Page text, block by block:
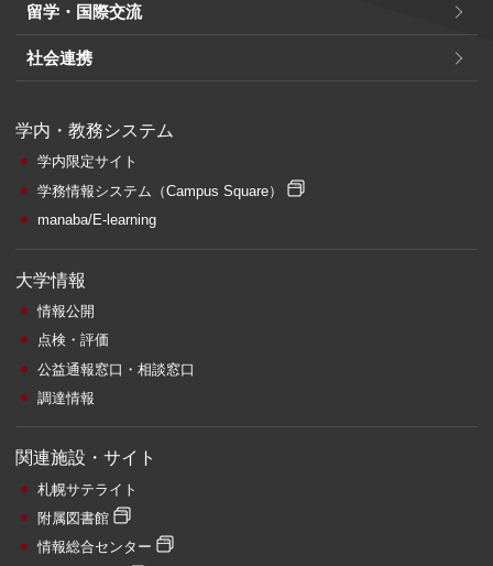
留学・国際交流
社会連携
学内・教務システム
学内限定サイト
学務情報システム （Campus Square）
manaba/E-learning
大学情報
情報公開
点検・評価
公益通報窓口・相談窓口
調達情報
関連施設・サイト
札幌サテライト
附属図書館
情報総合センター